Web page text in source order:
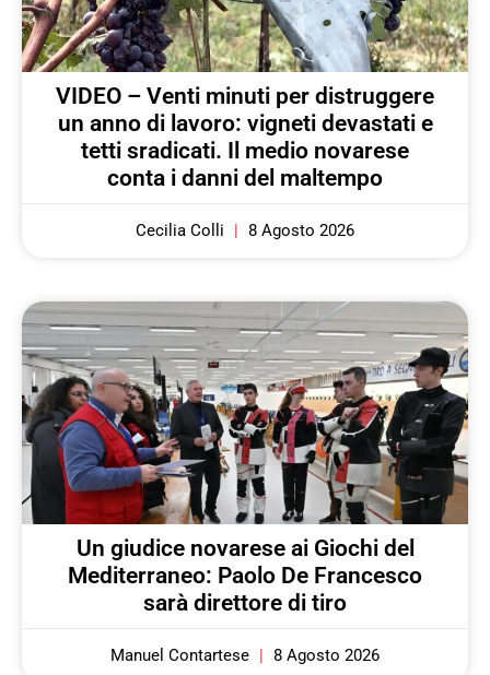
VIDEO – Venti minuti per distruggere
un anno di lavoro: vigneti devastati e
tetti sradicati. Il medio novarese
conta i danni del maltempo
Cecilia Colli 8 Agosto 2026
Un giudice novarese ai Giochi del
Mediterraneo: Paolo De Francesco
sarà direttore di tiro
Manuel Contartese 8 Agosto 2026